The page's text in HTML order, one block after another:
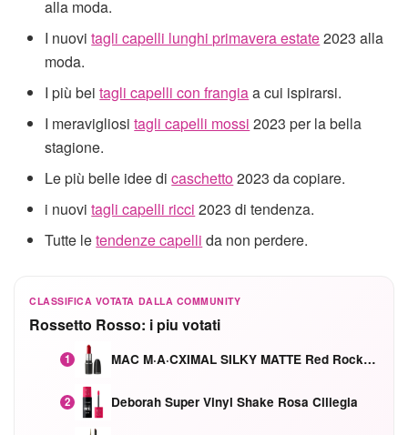
alla moda.
I nuovitagli capelli lunghi primavera estate2023 alla
moda.
I più beitagli capelli con frangiaa cui ispirarsi.
I meravigliositagli capelli mossi 2023 per la bella
stagione.
Le più belle idee dicaschetto2023 da copiare.
i nuovitagli capelli ricci 2023 di tendenza.
Tutte letendenze capelli da non perdere.
CLASSIFICA VOTATA DALLA COMMUNITY
Rossetto Rosso: i piu votati
1 MAC M·A·CXIMAL SILKY MATTE Red Rock mat
2 Deborah Super Vinyl Shake Rosa Ciliegia